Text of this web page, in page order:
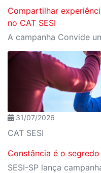
Compartilhar
no CAT SESI
31/07/2026
CAT SESI
Constância é o